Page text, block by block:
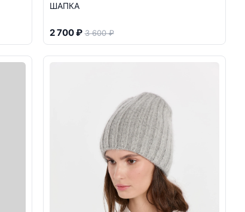
ШАПКА
2 700 ₽ 3 600 ₽